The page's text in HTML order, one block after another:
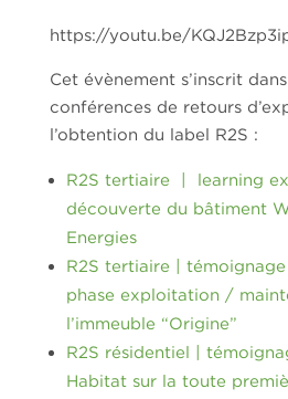
https://youtu.be/
Cet évènement s’inscrit
conférences de retours
l’obtention du label R2S :
R2S tertiaire | learning
découverte du bâtiment
Energies
R2S tertiaire | témoignage
phase exploitation /
l’immeuble “Origine”
R2S résidentiel |
Habitat sur la toute